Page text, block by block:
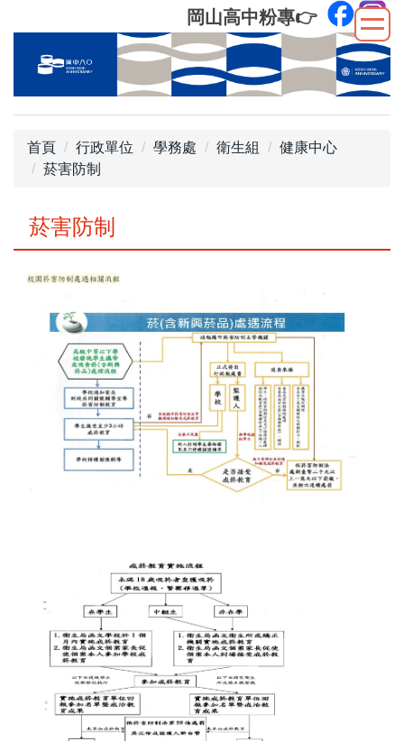
到
內
岡山高中粉專👉
首頁 行政單位 學務處 衛生組
健康中心
菸害防制
菸害防制